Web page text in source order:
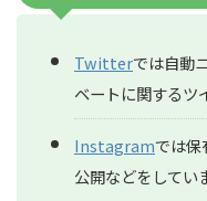
Twitterでは自動
ベートに関するツ
Instagramでは保
公開などをしてい